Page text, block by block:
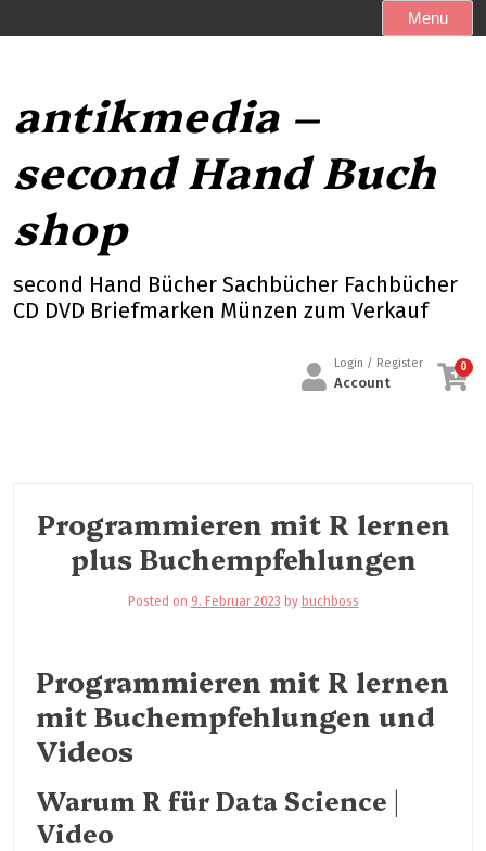
k
Menu
antikmedia –
second Hand Buch
shop
second Hand Bücher Sachbücher Fachbücher
CD DVD Briefmarken Münzen zum Verkauf
Login / Register
Account
0
Programmieren mit R lernen
plus Buchempfehlungen
Posted on 9. Februar 2023 by buchboss
Programmieren mit R lernen
mit Buchempfehlungen und
Videos
Warum R für Data Science |
Video